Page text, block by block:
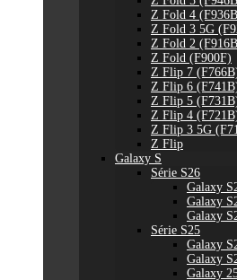
Z Fold 4
Z Fold 3 5G
Z Fold 2
Z Fold (F900F)
Z Flip 7
Z Flip 6
Z Flip 5
Z Flip 4
Z Flip 3 5G
Z Flip
Galaxy S
Série S26
Galaxy
Galaxy
Galaxy
Série S25
Galaxy
Galaxy
Galaxy